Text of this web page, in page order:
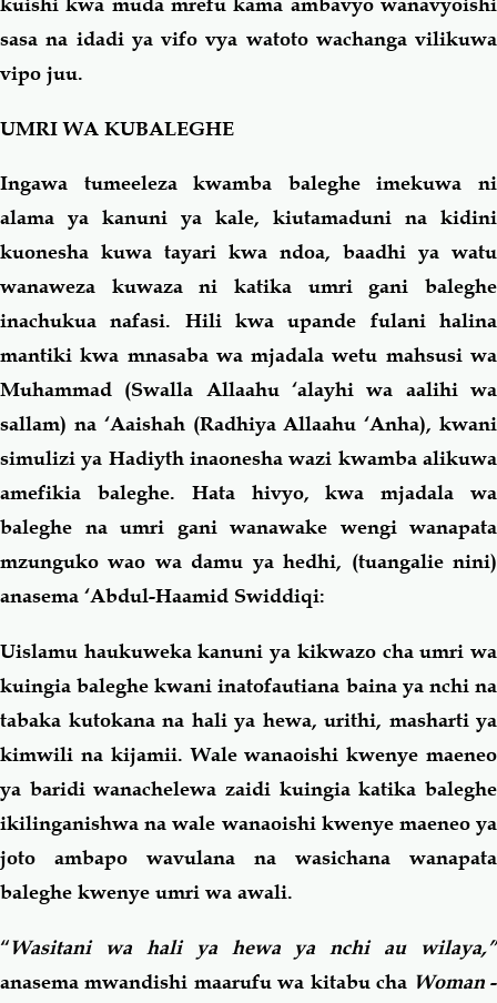
sasa na idadi ya vifo vya watoto wachanga vilikuwa
vipo juu.
UMRI WA KUBALEGHE
Ingawa tumeeleza kwamba baleghe imekuwa ni
alama ya kanuni ya kale, kiutamaduni na kidini
kuonesha kuwa tayari kwa ndoa, baadhi ya watu
wanaweza kuwaza ni katika umri gani baleghe
inachukua nafasi. Hili kwa upande fulani halina
mantiki kwa mnasaba wa mjadala wetu mahsusi wa
Muhammad (Swalla Allaahu ‘alayhi wa aalihi wa
sallam) na ‘Aaishah (Radhiya Allaahu ‘Anha), kwani
simulizi ya Hadiyth inaonesha wazi kwamba alikuwa
amefikia baleghe. Hata hivyo, kwa mjadala wa
baleghe na umri gani wanawake wengi wanapata
mzunguko wao wa damu ya hedhi, (tuangalie nini)
anasema ‘Abdul-Haamid Swiddiqi:
Uislamu haukuweka kanuni ya kikwazo cha umri wa
kuingia baleghe kwani inatofautiana baina ya nchi na
tabaka kutokana na hali ya hewa, urithi, masharti ya
kimwili na kijamii. Wale wanaoishi kwenye maeneo
ya baridi wanachelewa zaidi kuingia katika baleghe
ikilinganishwa na wale wanaoishi kwenye maeneo ya
joto ambapo wavulana na wasichana wanapata
baleghe kwenye umri wa awali.
“Wasitani wa hali ya hewa ya nchi au wilaya,”
anasema mwandishi maarufu wa kitabu cha Woman-